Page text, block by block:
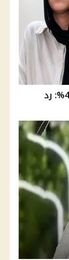
القصة الكاملة لأزمة ريم صاحبة الـ4%: رد